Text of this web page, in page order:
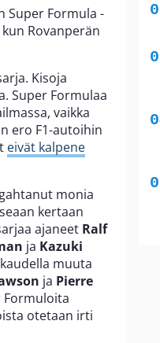
Super Formula -
Rovanperän
Kisoja
Super Formulaa
vaikka
ero F1-autoihin
eivät kalpene
monia
kertaan
ajaneet Ralf
ja Kazuki
muuta
ja Pierre
Formuloita
otetaan irti